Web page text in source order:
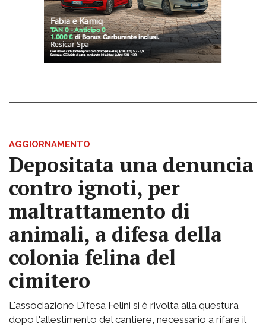
AGGIORNAMENTO
Depositata una denuncia
contro ignoti, per
maltrattamento di
animali, a difesa della
colonia felina del
cimitero
L'associazione Difesa Felini si è rivolta alla questura
dopo l'allestimento del cantiere, necessario a rifare il